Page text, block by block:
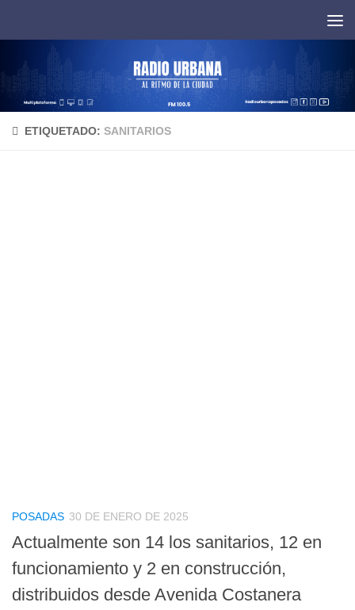
ETIQUETADO: SANITARIOS
POSADAS 30 DE ENERO DE 2025
Actualmente son 14 los sanitarios, 12 en
funcionamiento y 2 en construcción,
distribuidos desde Avenida Costanera